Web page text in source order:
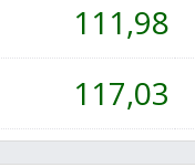
111,98
117,03